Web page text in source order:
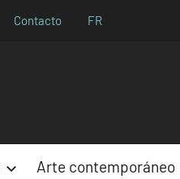
Contacto FR
Arte contemporáneo